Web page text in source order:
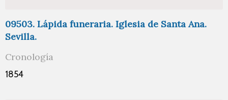
09503. Lápida funeraria. Iglesia de Santa Ana.
Sevilla.
Cronología
1854